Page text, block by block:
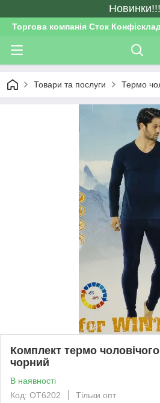
Новинки!!!
Торгова компанія Сток
Товари та послуги Термо
Комплект термо
чорний
В наявності
Код: OT6202
Тільки опт